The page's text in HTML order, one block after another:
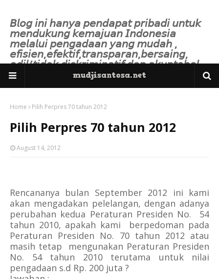
𝘉𝘭𝘰𝘨 𝘪𝘯𝘪 𝘩𝘢𝘯𝘺𝘢 𝘱𝘦𝘯𝘥𝘢𝘱𝘢𝘵 𝘱𝘳𝘪𝘣𝘢𝘥𝘪 𝘶𝘯𝘵𝘶𝘬
𝘮𝘦𝘯𝘥𝘶𝘬𝘶𝘯𝘨 𝘬𝘦𝘮𝘢𝘫𝘶𝘢𝘯 𝘐𝘯𝘥𝘰𝘯𝘦𝘴𝘪𝘢
𝘮𝘦𝘭𝘢𝘭𝘶𝘪 𝘱𝘦𝘯𝘨𝘢𝘥𝘢𝘢𝘯 𝘺𝘢𝘯𝘨 𝘮𝘶𝘥𝘢𝘩 ,
𝘦𝘧𝘪𝘴𝘪𝘦𝘯,𝘦𝘧𝘦𝘬𝘵𝘪𝘧,𝘵𝘳𝘢𝘯𝘴𝘱𝘢𝘳𝘢𝘯,𝘣𝘦𝘳𝘴𝘢𝘪𝘯𝘨,
𝘢𝘥𝘪𝘭/𝘵𝘪𝘥𝘢𝘬 𝘥𝘪𝘴𝘬𝘳𝘪𝘮𝘪𝘯𝘢𝘵𝘪𝘧 𝘥𝘢𝘯 𝘢𝘬𝘶𝘯𝘵𝘢𝘣𝘦𝘭.
Home Pilih Perpres 70 tahun 2012
Pilih Perpres 70 tahun 2012
August 14, 2012
Rencananya bulan September 2012 ini kami
akan mengadakan pelelangan, dengan adanya
perubahan kedua Peraturan Presiden No. 54
tahun 2010, apakah kami berpedoman pada
Peraturan Presiden No. 70 tahun 2012 atau
masih tetap mengunakan Peraturan Presiden
No. 54 tahun 2010 terutama untuk nilai
pengadaan s.d Rp. 200 juta ?